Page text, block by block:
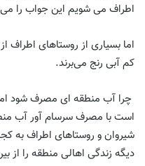
اطراف می شویم این جواب را
اما بسیاری از روستاهای اطراف
کم آبی رنج می‌برند.
چرا آب منطقه ای مصرف شود اما
است با مصرف سرسام آور آب
شیروان و روستاهای اطراف به
دیگه زندگی اهالی منطقه را از